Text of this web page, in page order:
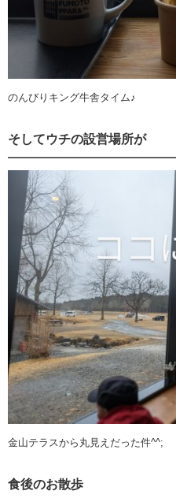
のんびりキング牛舎タイム♪
そしてウチの設営場所が
金山テラスから丸見えだった件^^;
食後のお散歩